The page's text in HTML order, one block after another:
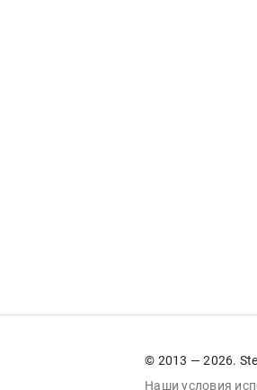
© 2013 — 2026.
Наши условия